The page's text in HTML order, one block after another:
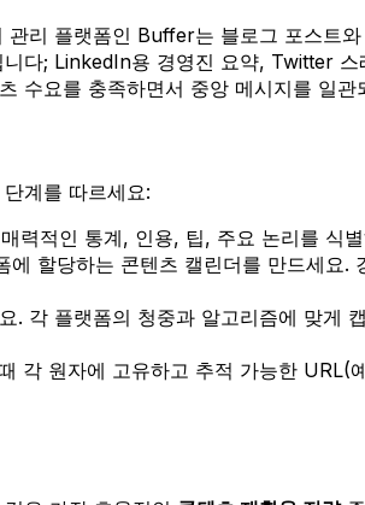
리 플랫폼인 Buffer는 블로그 포스트
다; LinkedIn용 경영진 요약, Twitter
수요를 충족하면서 중앙 메시지를 일관
계를 따르세요:
력적인 통계, 인용, 팁, 주요 논리를 식
에 할당하는 콘텐츠 캘린더를 만드세
. 각 플랫폼의 청중과 알고리즘에 맞게
각 원자에 고유하고 추적 가능한